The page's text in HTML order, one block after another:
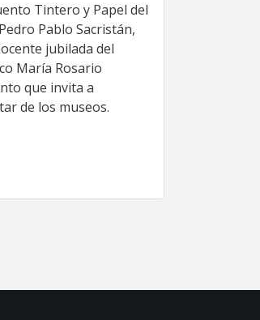
Tintero y Papel del
Pablo Sacristán,
jubilada del
María Rosario
que invita a
de los museos.